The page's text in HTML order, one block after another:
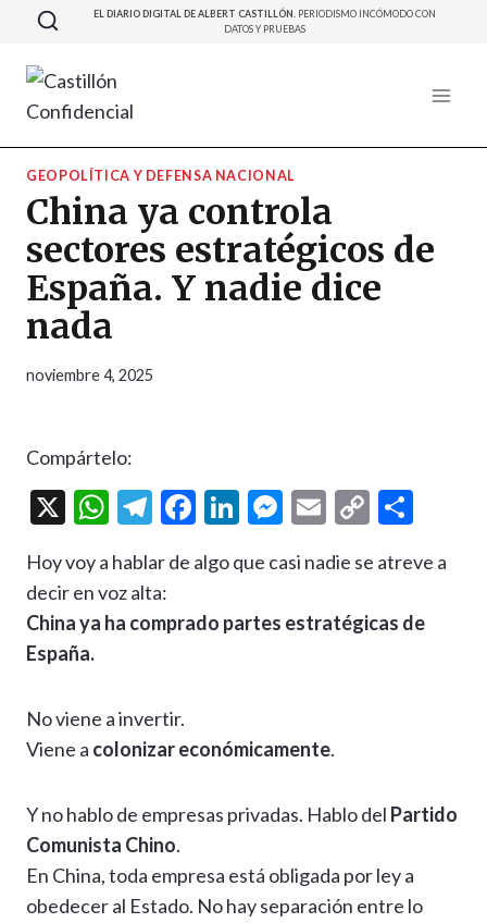
Saltar
contenido
EL DIARIO DIGITAL DE ALBERT CASTILLÓN. PERIODISMO INCÓMODO CON
DATOS Y PRUEBAS
GEOPOLÍTICA Y DEFENSA NACIONAL
China ya controla
sectores estratégicos de
España. Y nadie dice
nada
noviembre 4, 2025
Compártelo:
X
W
at
s
p
T
e
gr
a
F
e
b
Li
ke
dI
M
se
n
E
ai
l
C
p
y
m
p
Hoy voy a hablar de algo que casi nadie se atreve a
decir en voz alta:
China ya ha comprado partes estratégicas de
España.
No viene a invertir.
Viene a colonizar económicamente.
Y no hablo de empresas privadas. Hablo del Partido
Comunista Chino.
En China, toda empresa está obligada por ley a
obedecer al Estado. No hay separación entre lo